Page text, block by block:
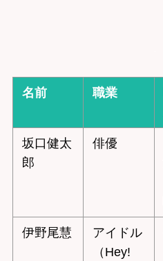
名前 職業
坂口健太
郎
俳優
伊野尾慧
アイドル
（Hey!